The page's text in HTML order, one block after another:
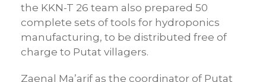
the KKN-T 26 team also prepared 50
complete sets of tools for hydroponics
manufacturing, to be distributed free of
charge to Putat villagers.
Zaenal Ma’arif as the coordinator of Putat